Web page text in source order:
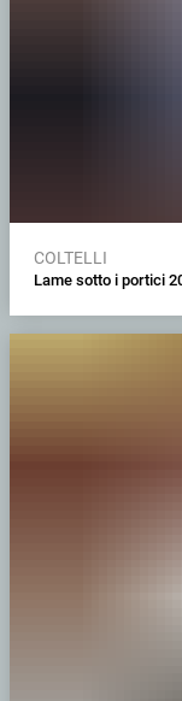
COLTELLI
Lame sotto i portici